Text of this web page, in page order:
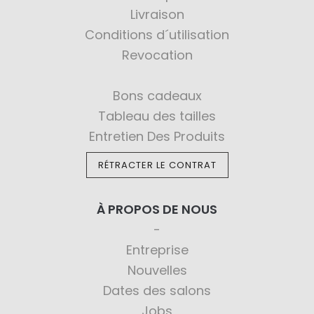
Livraison
Conditions d´utilisation
Revocation
Bons cadeaux
Tableau des tailles
Entretien Des Produits
RÉTRACTER LE CONTRAT
À PROPOS DE NOUS
Entreprise
Nouvelles
Dates des salons